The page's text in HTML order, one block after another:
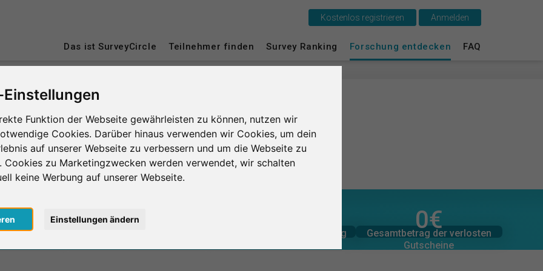
Funktion der Webseite gewährleisten zu können, nutzen wir
Cookies. Darüber hinaus verwenden wir Cookies, um dein
auf unserer Webseite zu verbessern und um die Webseite zu
Cookies zu Marketingzwecken werden verwendet, wir schalten
keine Werbung auf unserer Webseite.
Einstellungen ändern
Das ist SurveyCircle Teilnehmer finden Survey Ranking Forschung entdecken FAQ
Kostenlos registrieren Anmelden
erhaltene
erbrachte 0
0
in Minuten
Durchschnittliche Bewertung
0€
Gesamtbetrag der verlosten
Gutscheine
0€
Gesamtbetrag der
zugesagten Spenden
Das ist SurveyCircle
Anmelden
English